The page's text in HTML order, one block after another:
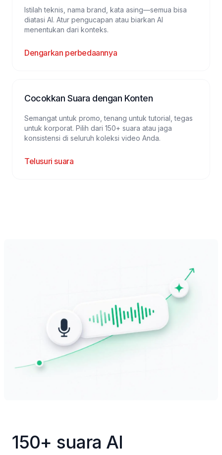
Istilah teknis, nama brand, kata asing—semua bisa
diatasi AI. Atur pengucapan atau biarkan AI
menentukan dari konteks.
Dengarkan perbedaannya
Cocokkan Suara dengan Konten
Semangat untuk promo, tenang untuk tutorial, tegas
untuk korporat. Pilih dari 150+ suara atau jaga
konsistensi di seluruh koleksi video Anda.
Telusuri suara
150+ suara AI